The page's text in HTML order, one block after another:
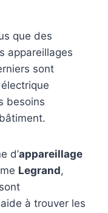
que des
appareillages
sont
besoins
d’appareillage
Legrand,
sont
à trouver les